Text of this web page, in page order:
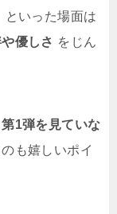
といった場面は
優しさ をじん
第1弾を見ていな
も嬉しいポイ